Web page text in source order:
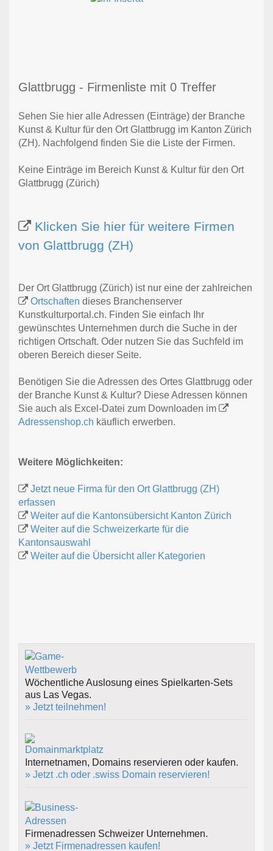
Glattbrugg - Firmenliste mit 0 Treffer
Sehen Sie hier alle Adressen (Einträge) der Branche
Kunst & Kultur für den Ort Glattbrugg im Kanton Zürich
(ZH). Nachfolgend finden Sie die Liste der Firmen.
Keine Einträge im Bereich Kunst & Kultur für den Ort
Glattbrugg (Zürich)
Klicken Sie hier für weitere Firmen
von Glattbrugg (ZH)
Der Ort Glattbrugg (Zürich) ist nur eine der zahlreichen
Ortschaften dieses Branchenserver
Kunstkulturportal.ch. Finden Sie einfach Ihr
gewünschtes Unternehmen durch die Suche in der
richtigen Ortschaft. Oder nutzen Sie das Suchfeld im
oberen Bereich dieser Seite.
Benötigen Sie die Adressen des Ortes Glattbrugg oder
der Branche Kunst & Kultur? Diese Adressen können
Sie auch als Excel-Datei zum Downloaden im
Adressenshop.ch käuflich erwerben.
Weitere Möglichkeiten:
Jetzt neue Firma für den Ort Glattbrugg (ZH)
erfassen
Weiter auf die Kantonsübersicht Kanton Zürich
Weiter auf die Schweizerkarte für die
Kantonsauswahl
Weiter auf die Übersicht aller Kategorien
Wöchentliche Auslosung eines Spielkarten-Sets
aus Las Vegas.
» Jetzt teilnehmen!
Internetnamen, Domains reservieren oder kaufen.
» Jetzt .ch oder .swiss Domain reservieren!
Firmenadressen Schweizer Unternehmen.
» Jetzt Firmenadressen kaufen!